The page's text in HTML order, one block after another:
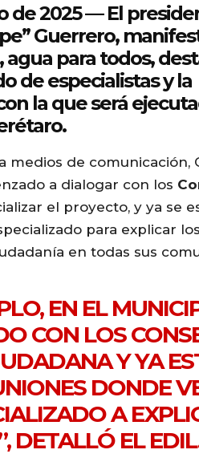
de 2025— El
Guerrero,
agua para todos,
de especialistas y la
la que será
medios de comunicación,
a dialogar con los
el proyecto, y ya se
para explicar
en todas sus
EN EL
CON LOS
Y YA
DONDE
A
DETALLÓ EL